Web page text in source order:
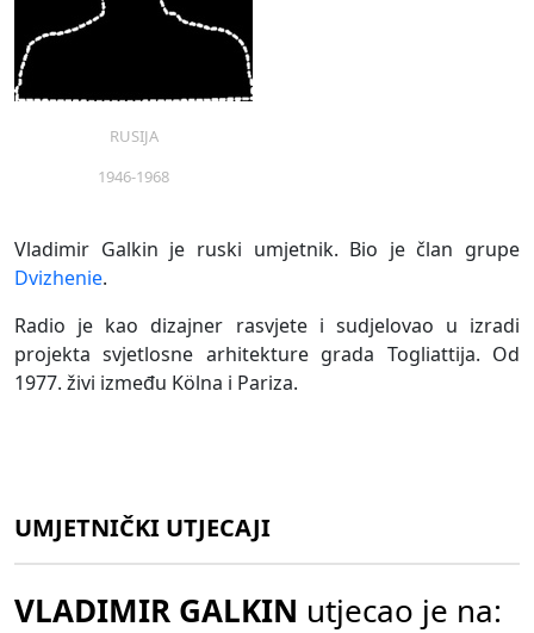
RUSIJA
1946-1968
Vladimir Galkin je ruski umjetnik. Bio je član grupe
Dvizhenie.
Radio je kao dizajner rasvjete i sudjelovao u izradi
projekta svjetlosne arhitekture grada Togliattija. Od
1977. živi između Kölna i Pariza.
UMJETNIČKI UTJECAJI
VLADIMIR GALKIN utjecao je na: